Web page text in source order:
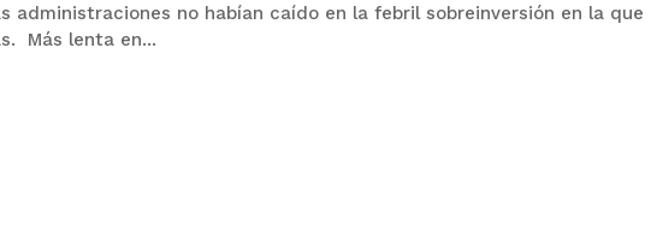
administraciones no habían caído en la febril sobreinversión en la que
Más lenta en...